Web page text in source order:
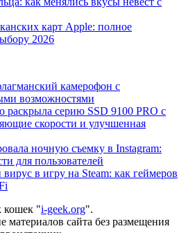
карт Apple: полное
2026
камерофон с
возможностями
раскрыла серию SSD 9100 PRO с
скорости и улучшенная
ночную съемку в Instagram:
для пользователей
в игру на Steam: как геймеров
кошек "i-geek.org".
материалов сайта без размещения